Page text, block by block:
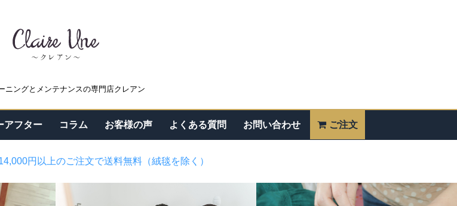
ニングとメンテナンスの専門店クレアン
アフター コラム お客様の声 よくある質問 お問い合わせ ご注文
円以上のご注文で送料無料（絨毯を除く）